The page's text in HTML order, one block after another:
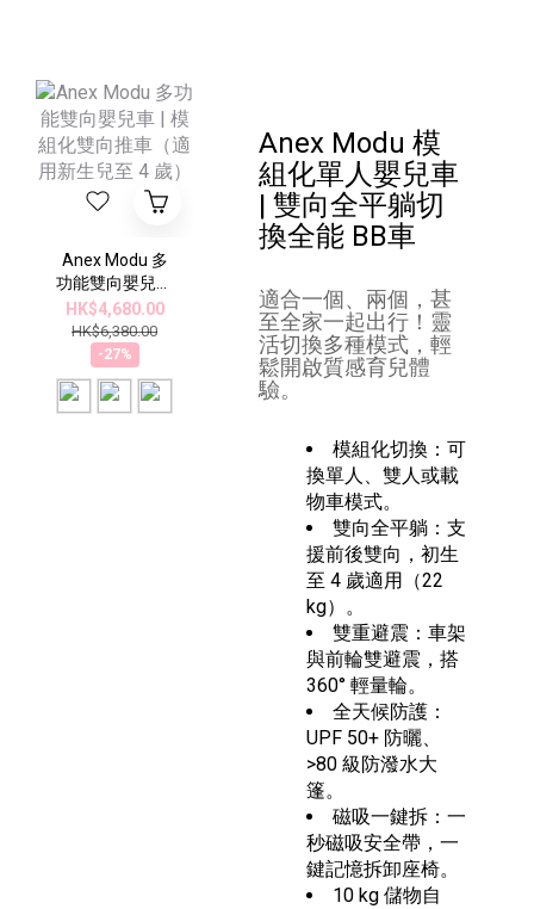
Anex Modu 多
功能雙向嬰兒車
| 模組化雙向推
車（適用新生兒
至 4 歲）
HK$4,680.00
HK$6,380.00
-27%
Anex Modu 模
組化單人嬰兒車
| 雙向全平躺切
換全能 BB車
適合一個、兩個，甚
至全家一起出行！靈
活切換多種模式，輕
鬆開啟質感育兒體
驗。
模組化切換：可
換單人、雙人或載
物車模式。
雙向全平躺：支
援前後雙向，初生
至 4 歲適用（22
kg）。
雙重避震：車架
與前輪雙避震，搭
360° 輕量輪。
全天候防護：
UPF 50+ 防曬、
>80 級防潑水大
篷。
磁吸一鍵拆：一
秒磁吸安全帶，一
鍵記憶拆卸座椅。
10 kg 儲物自